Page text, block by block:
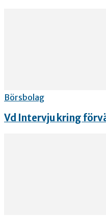
Börsbolag
Vd Intervju kring